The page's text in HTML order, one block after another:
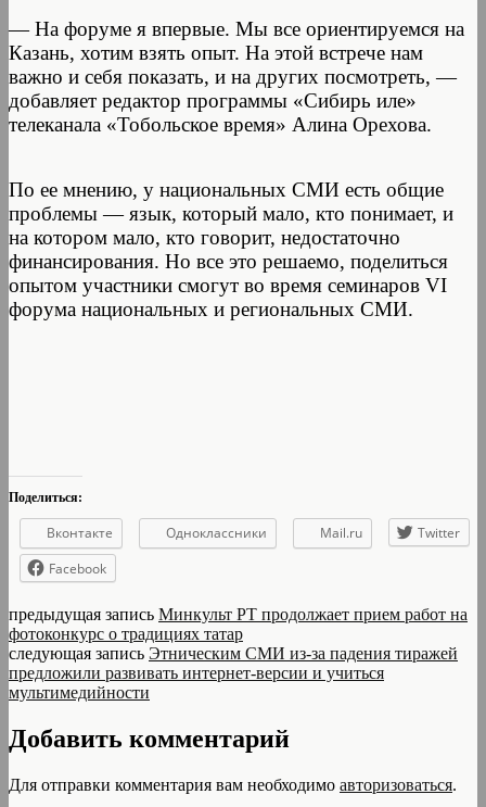
— На форуме я впервые. Мы все ориентируемся на
Казань, хотим взять опыт. На этой встрече нам
важно и себя показать, и на других посмотреть, —
добавляет редактор программы «Сибирь иле»
телеканала «Тобольское время» Алина Орехова.
По ее мнению, у национальных СМИ есть общие
проблемы — язык, который мало, кто понимает, и
на котором мало, кто говорит, недостаточно
финансирования. Но все это решаемо, поделиться
опытом участники смогут во время семинаров VI
форума национальных и региональных СМИ.
Поделиться:
Вконтакте Одноклассники Mail.ru
Twitter
Facebook
предыдущая запись Минкульт РТ продолжает прием работ на
фотоконкурс о традициях татар
следующая запись Этническим СМИ из-за падения тиражей
предложили развивать интернет-версии и учиться
мультимедийности
Добавить комментарий
Для отправки комментария вам необходимо авторизоваться.